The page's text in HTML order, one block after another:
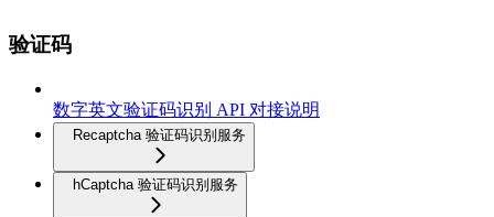
验证码
数字英文验证码识别 API 对接说明
Recaptcha 验证码识别服务
hCaptcha 验证码识别服务